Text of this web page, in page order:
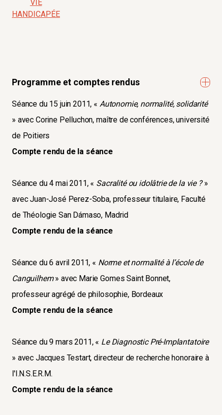
VIE
HANDICAPÉE
Programme et comptes rendus
Séance du 15 juin 2011, « Autonomie, normalité, solidarité
» avec Corine Pelluchon, maître de conférences, université
de Poitiers
Compte rendu de la séance
Séance du 4 mai 2011, « Sacralité ou idolâtrie de la vie ?»
avec Juan-José Perez-Soba, professeur titulaire, Faculté
de Théologie San Dámaso, Madrid
Compte rendu de la séance
Séance du 6 avril 2011, « Norme et normalité à l’école de
Canguilhem» avec Marie Gomes Saint Bonnet,
professeur agrégé de philosophie, Bordeaux
Compte rendu de la séance
Séance du 9 mars 2011, « Le Diagnostic Pré-Implantatoire
» avec Jacques Testart, directeur de recherche honoraire à
l'I.N.S.E.R.M.
Compte rendu de la séance